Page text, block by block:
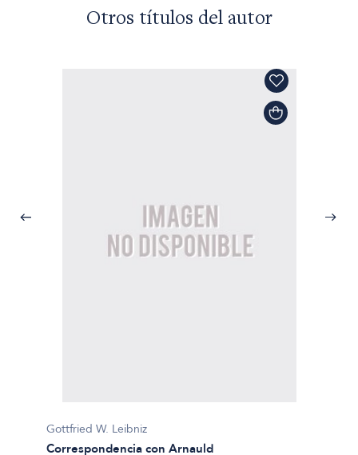
Otros títulos del autor
Gottfried W. Leibniz
Correspondencia con Arnauld